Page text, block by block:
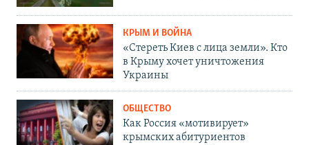
КРЫМ И ВОЙНА
«Стереть Киев с лица земли». Кто
в Крыму хочет уничтожения
Украины
ОБЩЕСТВО
Как Россия «мотивирует»
крымских абитуриентов